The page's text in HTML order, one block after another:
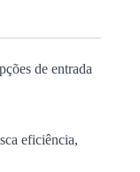
de entrada
eficiência,